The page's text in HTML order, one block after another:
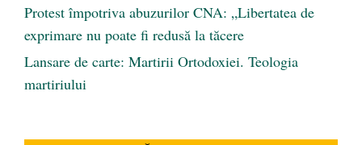
Protest împotriva abuzurilor CNA: „Libertatea de
exprimare nu poate fi redusă la tăcere
Lansare de carte: Martirii Ortodoxiei. Teologia
martiriului